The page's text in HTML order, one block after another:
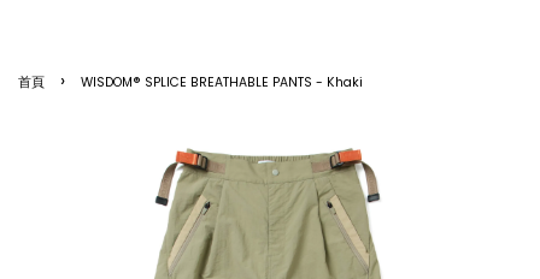
首頁 › WISDOM® SPLICE BREATHABLE PANTS - Khaki